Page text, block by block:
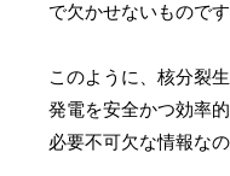
で欠かせないものです
このように、核分裂
発電を安全かつ効率
必要不可欠な情報なの